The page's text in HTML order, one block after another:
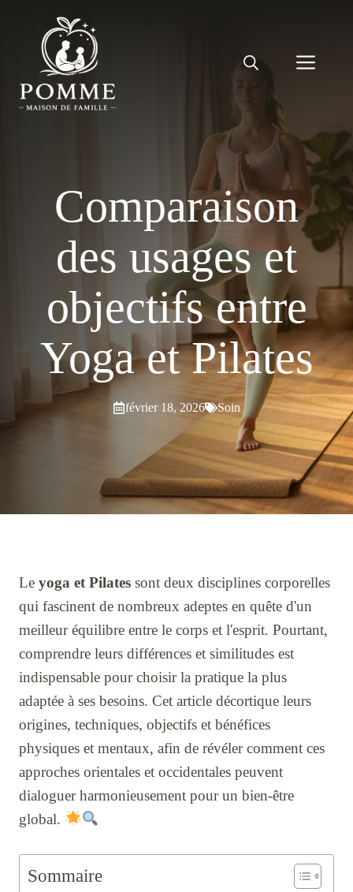
contenu
Comparaison
des usages et
objectifs entre
Yoga et Pilates
février 18, 2026 Soin
Le yoga et Pilates sont deux disciplines corporelles
qui fascinent de nombreux adeptes en quête d'un
meilleur équilibre entre le corps et l'esprit. Pourtant,
comprendre leurs différences et similitudes est
indispensable pour choisir la pratique la plus
adaptée à ses besoins. Cet article décortique leurs
origines, techniques, objectifs et bénéfices
physiques et mentaux, afin de révéler comment ces
approches orientales et occidentales peuvent
dialoguer harmonieusement pour un bien-être
global.
Sommaire